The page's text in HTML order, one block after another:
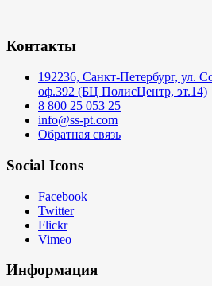
Контакты
192236, Санкт-Петербург, ул.
оф.392 (БЦ ПолисЦентр, эт.14)
8 800 25 053 25
info@ss-pt.com
Обратная связь
Social Icons
Facebook
Twitter
Flickr
Vimeo
Информация